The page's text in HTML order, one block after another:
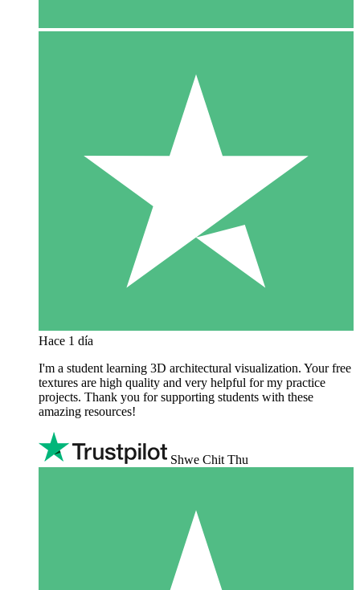
Hace 1 día
I'm a student learning 3D architectural visualization. Your free
textures are high quality and very helpful for my practice
projects. Thank you for supporting students with these
amazing resources!
Shwe Chit Thu